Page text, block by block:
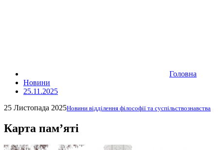
Головна
Новини
25.11.2025
25 Листопада 2025Новини відділення філософії та суспільствознавства
Карта пам’яті